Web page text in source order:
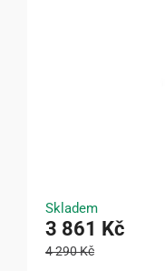
Skladem
3 861 Kč
4 290 Kč